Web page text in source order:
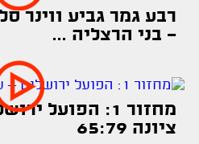
רבע גמר גביע ווינר
- בני הרצליה ...
מחזור 1: הפועל
ציונה 65:79